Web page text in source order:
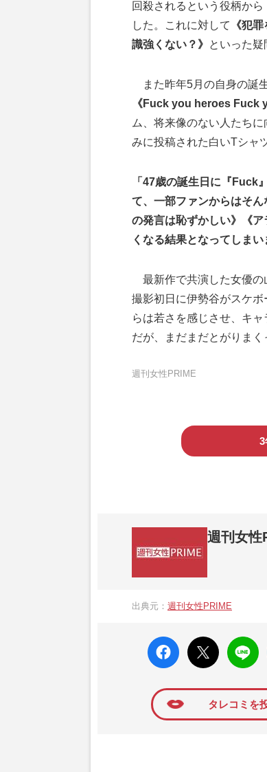
回殺されるという役柄から
した。これに対して
《犯
識強くない？》 といった疑
また昨年5月の自身の誕
《Fuck you heroes Fuck
ム、将来像のない人たち
みに投稿された白いTシャ
「47歳の誕生日に『Fuck
て、一部ファンからはそ
の発言は恥ずかしい》《
くなる結果となってしまい
最新作で共演した女優の
撮影初日に伊勢谷がスケ
らは若さを感じさせ、キ
だが、まだまだとがりまく
週刊女性PRIME
3
週刊女性
か、女性週刊誌『週刊女性』の
出典元： 週刊女性PRIME
faceboo
k いい
ね
X ポス
ト
LINE
タレコミを